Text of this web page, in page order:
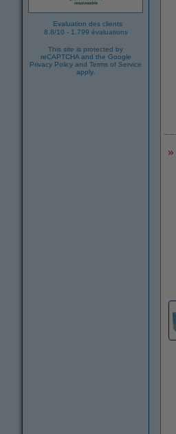
Evaluation des clients
8.8/10 - 1.799 évaluations
This site is protected by
reCAPTCHA and the Google
Privacy Policy and Terms of Service
apply.